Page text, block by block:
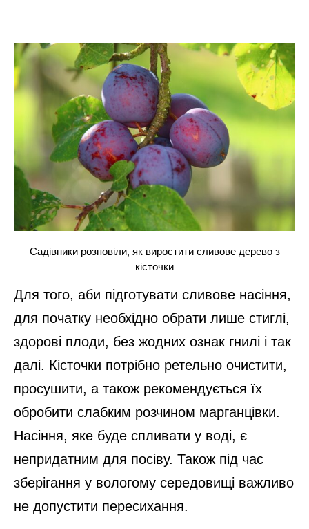
Садівники розповіли, як виростити сливове дерево з
кісточки
Для того, аби підготувати сливове насіння,
для початку необхідно обрати лише стиглі,
здорові плоди, без жодних ознак гнилі і так
далі. Кісточки потрібно ретельно очистити,
просушити, а також рекомендується їх
обробити слабким розчином марганцівки.
Насіння, яке буде спливати у воді, є
непридатним для посіву. Також під час
зберігання у вологому середовищі важливо
не допустити пересихання.